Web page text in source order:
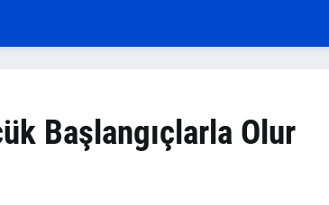
Başlangıçlarla Olur